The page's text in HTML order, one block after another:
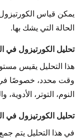
يمكن قياس
الحالة التي يشك بها.
تحليل الكورتيزول في
هذا التحليل يقيس
وقت محدد، خصوصًا في
النوم، التوتر، الأدوية،
تحليل الكورتيزول في البول